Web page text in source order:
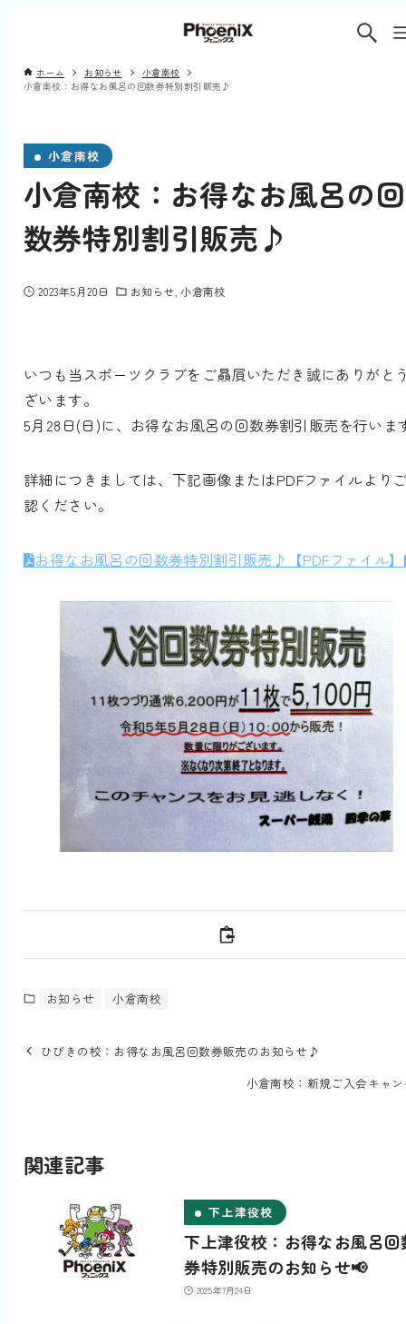
ホーム お知らせ
小倉南校
小倉南校：お得なお風呂の回数券特別割引販売♪
小倉南校
小倉南校：お得なお風呂の回
数券特別割引販売♪
2023年5月20日 お知らせ 小倉南校
いつも当スポーツクラブをご贔屓いただき誠にありがと
ざいます。
5月28日(日)に、お得なお風呂の回数券割引販売を行いま
詳細につきましては、下記画像またはPDFファイルより
認ください。
お得なお風呂の回数券特別割引販売♪【PDFファイル】
お知らせ 小倉南校
ひびきの校：お得なお風呂回数券販売のお知らせ♪
小倉南校：新規ご入会キャ
関連記事
下上津役校
下上津役校：お得なお風呂回
券特別販売のお知らせ📢
2025年7月24日